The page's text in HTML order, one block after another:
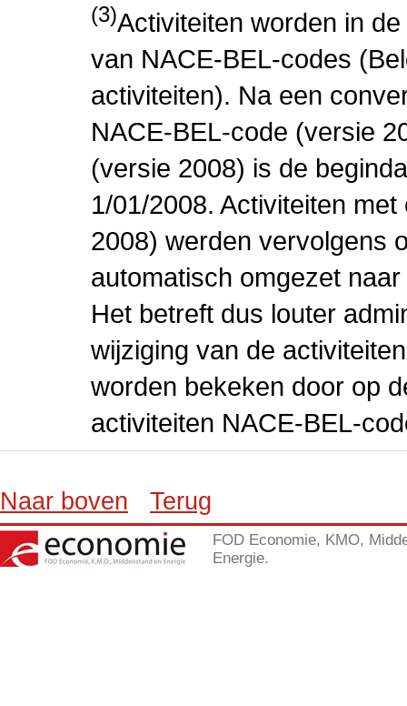
(3)Activiteiten worden in
van NACE-BEL-codes
activiteiten). Na een
NACE-BEL-code (versie
(versie 2008) is de
1/01/2008. Activiteiten
2008) werden vervolgens
automatisch omgezet
Het betreft dus louter
wijziging van de
worden bekeken door op
activiteiten NACE-BEL-
Naar boven Terug
FOD Economie, KMO,
Energie.